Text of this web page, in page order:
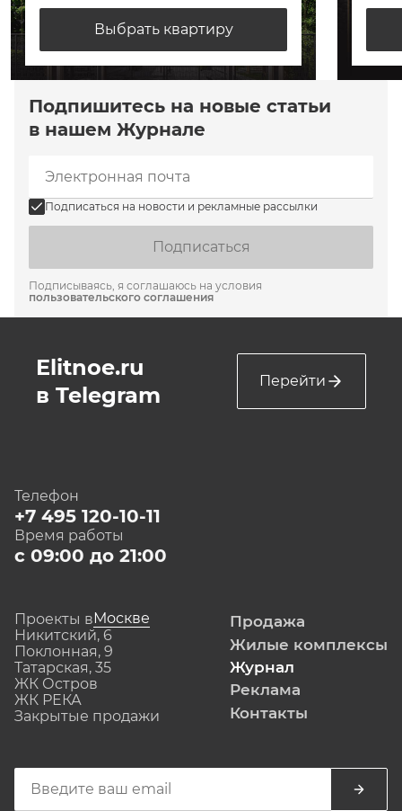
Выбрать квартиру
Подпишитесь на новые статьи
в нашем Журнале
Подписаться на новости и рекламные рассылки
Подписаться
Подписываясь, я соглашаюсь на условия
пользовательского соглашения
Elitnoe.ru
в Telegram
Перейти
Телефон
+7 495 120-10-11
Время работы
с 09:00 до 21:00
Проекты вМоскве
Никитский, 6
Поклонная, 9
Татарская, 35
ЖК Остров
ЖК РЕКА
Закрытые продажи
Продажа
Жилые комплексы
Журнал
Реклама
Контакты